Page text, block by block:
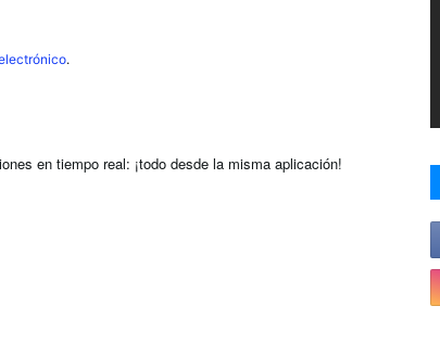
.
en tiempo real: ¡todo desde la misma aplicación!